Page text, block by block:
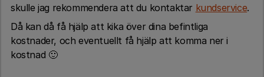
skulle jag rekommendera att du kontaktar kundservice.
Då kan då få hjälp att kika över dina befintliga
kostnader, och eventuellt få hjälp att komma ner i
kostnad 🙂